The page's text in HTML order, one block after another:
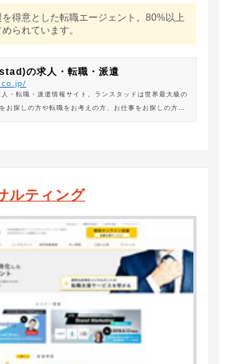
得意とした転職エージェント。80%以上
られています。
の求人・転職・派遣
・転職・派遣情報サイト。ランスタッドは世界最大級の
お探しの方や転職をお考えの方、お仕事をお探しの方に
ルティング